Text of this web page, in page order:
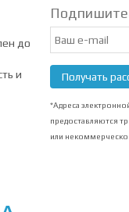
до
и
Получать
*Адреса
предоставляются
или